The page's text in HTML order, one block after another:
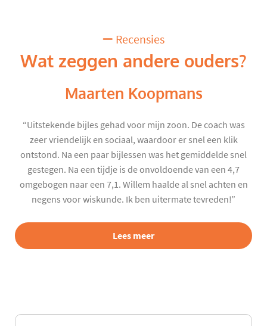
Recensies
Wat zeggen andere ouders?
Maarten Koopmans
“Uitstekende bijles gehad voor mijn zoon. De coach was
zeer vriendelijk en sociaal, waardoor er snel een klik
ontstond. Na een paar bijlessen was het gemiddelde snel
gestegen. Na een tijdje is de onvoldoende van een 4,7
omgebogen naar een 7,1. Willem haalde al snel achten en
negens voor wiskunde. Ik ben uitermate tevreden!”
Lees meer